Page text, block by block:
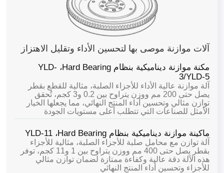
آلات موازنة موصى بها لتحسين الأداء وتقليل الاهتزاز
مكنة موازنة ديناميكية بنظام Hard Bearing،
YLD-
3/YLD-5
آلة موازنة عالية الأداء للأجزاء الصلبة، مثالية للقطع بقطر
يصل حتى 200 مم ووزن يتراوح بين 0.2 و3 كجم، تُحقق
توازن مثالي وتحسين أداء المنتج النهائي، مما يجعلها الخيار
الأمثل للصناعات التي تتطلب أعلى مستويات الجودة
ماكينة موازنة ديناميكية بنظام Hard Bearing، YLD-11
آلة توازن مع محامل صلبة للأجزاء الصلبة، مثالية للأجزاء
بقطر يصل حتى 400 مم ووزن يتراوح بين 1 و11 كجم، توفر
هذه الآلة دقة عالية وكفاءة ممتازة لضمان توازن مثالي
للأجزاء وتحسين أداء المنتج النهائي